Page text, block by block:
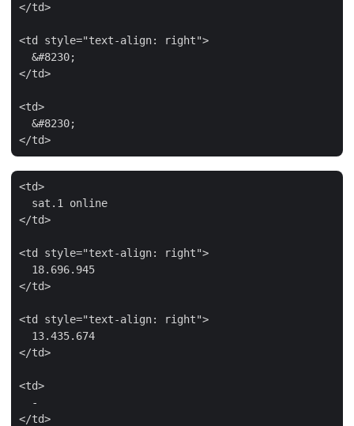
</td>
<td style="text-align: right">
  &#8230;
</td>
<td>
  &#8230;
<td>
  sat.1 online
</td>
<td style="text-align: right">
  18.696.945
</td>
<td style="text-align: right">
  13.435.674
</td>
<td>
  -